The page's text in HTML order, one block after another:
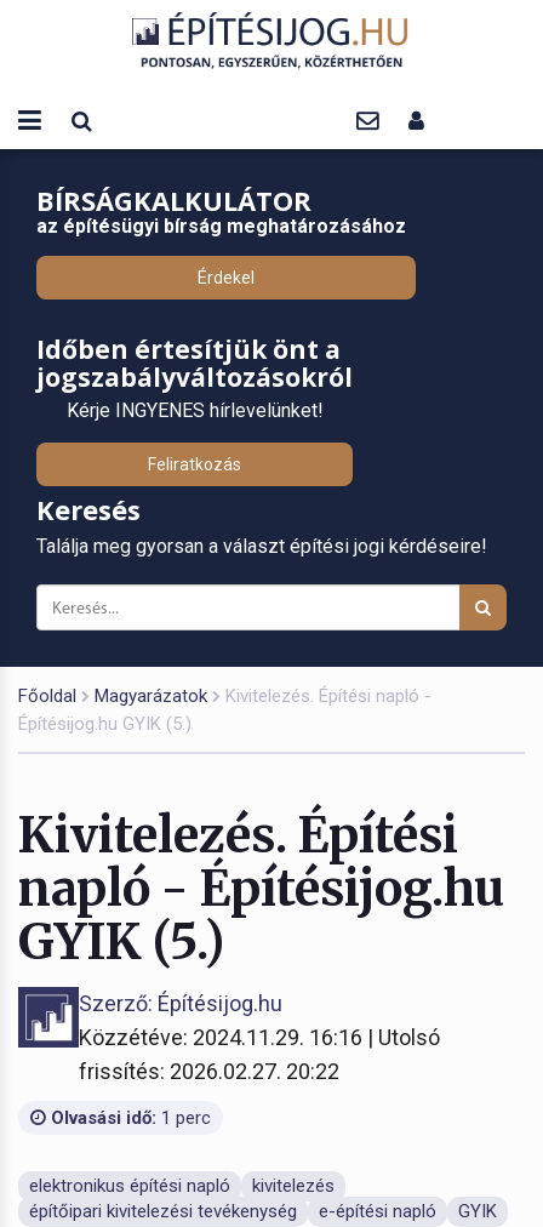
BÍRSÁGKALKULÁTOR
az építésügyi bírság meghatározásához
Érdekel
Időben értesítjük önt a
jogszabályváltozásokról
Kérje INGYENES hírlevelünket!
Feliratkozás
Keresés
Találja meg gyorsan a választ építési jogi kérdéseire!
Főoldal Magyarázatok
Kivitelezés. Építési napló -
Építésijog.hu GYIK (5.)
Kivitelezés. Építési
napló - Építésijog.hu
GYIK (5.)
Szerző: Építésijog.hu
Közzétéve: 2024.11.29. 16:16 | Utolsó
frissítés: 2026.02.27. 20:22
Olvasási idő: 1 perc
elektronikus építési napló
kivitelezés
építőipari kivitelezési tevékenység
e-építési napló GYIK